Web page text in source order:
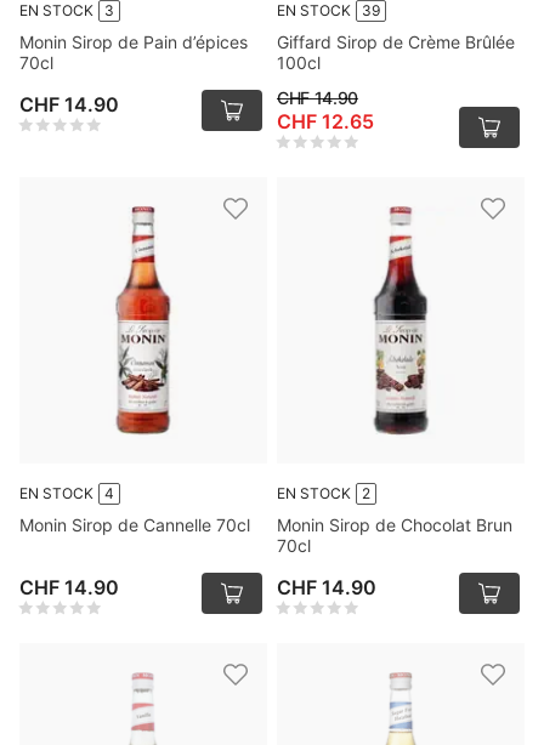
EN STOCK 3
Monin Sirop de Pain d’épices
70cl
CHF 14.90
EN STOCK 39
Giffard Sirop de Crème Brûlée
100cl
CHF 14.90
CHF 12.65
EN STOCK 4
Monin Sirop de Cannelle 70cl
CHF 14.90
EN STOCK 2
Monin Sirop de Chocolat Brun
70cl
CHF 14.90